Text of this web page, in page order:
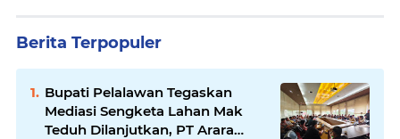
Berita Terpopuler
Bupati Pelalawan Tegaskan
Mediasi Sengketa Lahan Mak
Teduh Dilanjutkan, PT Arara